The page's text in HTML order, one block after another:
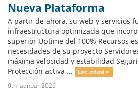
Nueva Plataforma
A partir de ahora, su web y servicios
infraestructura optimizada que
superior Uptime del 100% Recursos
necesidades de su proyecto
máxima velocidad y estabilidad
Protección activa ...
Loe edasi »
9th jaanuar 2026